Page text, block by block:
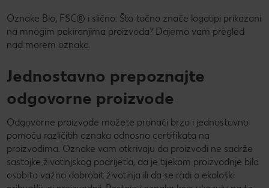
Oznake Bio, FSC® i slično: Što točno znače logotipi prikazani
na mnogim pakiranjima proizvoda? Dajemo vam pregled
nad morem oznaka.
Jednostavno prepoznajte
odgovorne proizvode
Odgovorne proizvode možete pronaći brzo i jednostavno
pomoću različitih oznaka odnosno certifikata na
proizvodima. Oznake vam otkrivaju da proizvodi ne sadrže
sastojke životinjskog podrijetla, da je tijekom proizvodnje bila
osobito važna dobrobit životinja ili da se radi o ekološki